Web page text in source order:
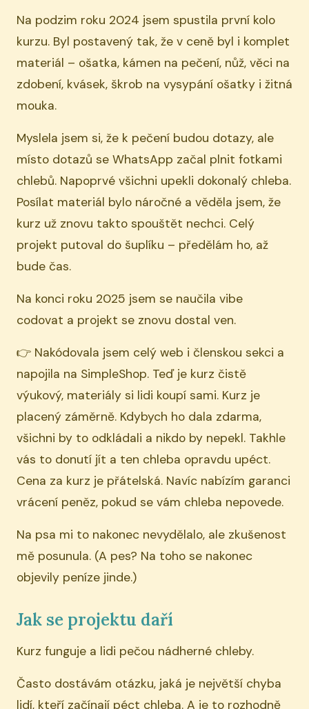
Na podzim roku 2024 jsem spustila první kolo
kurzu. Byl postavený tak, že v ceně byl i komplet
materiál – ošatka, kámen na pečení, nůž, věci na
zdobení, kvásek, škrob na vysypání ošatky i žitná
mouka.
Myslela jsem si, že k pečení budou dotazy, ale
místo dotazů se WhatsApp začal plnit fotkami
chlebů. Napoprvé všichni upekli dokonalý chleba.
Posílat materiál bylo náročné a věděla jsem, že
kurz už znovu takto spouštět nechci. Celý
projekt putoval do šuplíku – předělám ho, až
bude čas.
Na konci roku 2025 jsem se naučila vibe
codovat a projekt se znovu dostal ven.
👉 Nakódovala jsem celý web i členskou sekci a
napojila na SimpleShop. Teď je kurz čistě
výukový, materiály si lidi koupí sami. Kurz je
placený záměrně. Kdybych ho dala zdarma,
všichni by to odkládali a nikdo by nepekl. Takhle
vás to donutí jít a ten chleba opravdu upéct.
Cena za kurz je přátelská. Navíc nabízím garanci
vrácení peněz, pokud se vám chleba nepovede.
Na psa mi to nakonec nevydělalo, ale zkušenost
mě posunula. (A pes? Na toho se nakonec
objevily peníze jinde.)
Jak se projektu daří
Kurz funguje a lidi pečou nádherné chleby.
Často dostávám otázku, jaká je největší chyba
lidí, kteří začínají péct chleba. A je to rozhodně